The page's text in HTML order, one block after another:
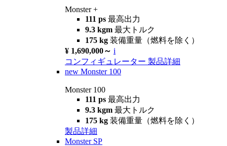
Monster +
111 ps 最高出力
9.3 kgm 最大トルク
175 kg 装備重量（燃料を除く）
¥ 1,690,000～ i
コンフィギュレーター 製品詳細
new Monster 100
Monster 100
111 ps 最高出力
9.3 kgm 最大トルク
175 kg 装備重量（燃料を除く）
製品詳細
Monster SP